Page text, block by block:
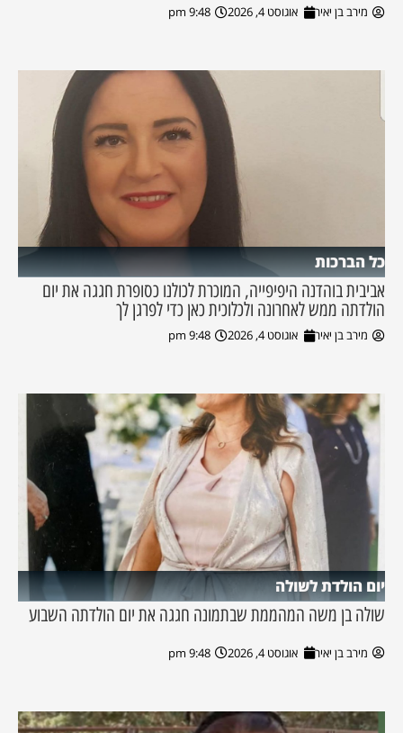
מירב בן יאיר אוגוסט 4, 2026 9:48 pm
כל הברכות
אביבית בוהדנה היפיפייה, המוכרת לכולנו כסופרת חגגה את יום
הולדתה ממש לאחרונה ולכלוכית כאן כדי לפרגן לך
מירב בן יאיר אוגוסט 4, 2026 9:48 pm
יום הולדת לשולה
שולה בן משה המהממת שבתמונה חגגה את יום הולדתה השבוע
מירב בן יאיר אוגוסט 4, 2026 9:48 pm